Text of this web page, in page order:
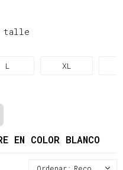
talle
L XL
EN COLOR BLANCO
Recomendados